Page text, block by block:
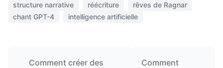
structure narrative
réécriture
rêves de Ragnar
chant GPT-4
intelligence artificielle
Comment créer des
Comment